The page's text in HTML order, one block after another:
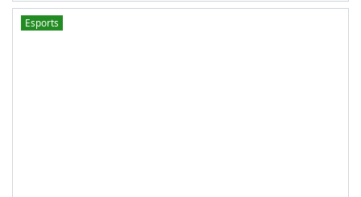
Esports